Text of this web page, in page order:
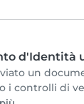
d'Identità
un
i controlli di